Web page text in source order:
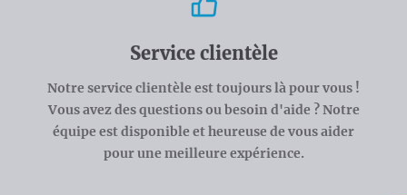
Service clientèle
Notre service clientèle est toujours là pour vous !
Vous avez des questions ou besoin d'aide ? Notre
équipe est disponible et heureuse de vous aider
pour une meilleure expérience.